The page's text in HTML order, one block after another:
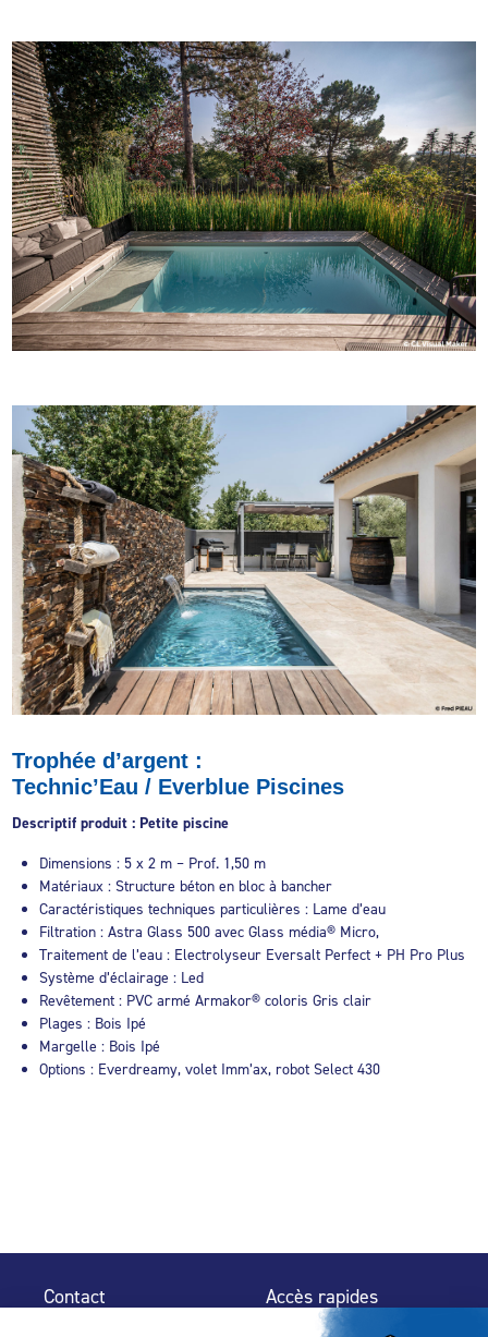
Trophée d’argent :
Technic’Eau / Everblue Piscines
Descriptif produit : Petite piscine
Dimensions : 5 x 2 m – Prof. 1,50 m
Matériaux : Structure béton en bloc à bancher
Caractéristiques techniques particulières : Lame d’eau
Filtration : Astra Glass 500 avec Glass média® Micro,
Traitement de l’eau : Electrolyseur Eversalt Perfect + PH Pro Plus
Système d’éclairage : Led
Revêtement : PVC armé Armakor® coloris Gris clair
Plages : Bois Ipé
Margelle : Bois Ipé
Options : Everdreamy, volet Imm’ax, robot Select 430
Contact Accès rapides
Espace Presse